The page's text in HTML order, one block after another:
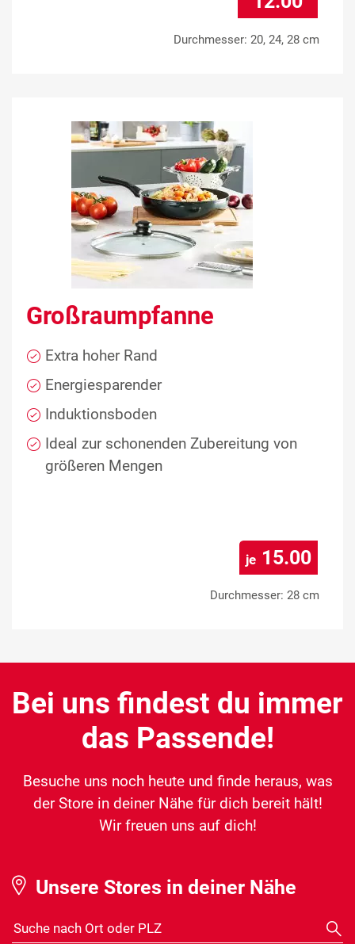
Durchmesser: 20, 24, 28 cm
Großraumpfanne
Extra hoher Rand
Energiesparender
Induktionsboden
Ideal zur schonenden Zubereitung von
größeren Mengen
je 15.00
Durchmesser: 28 cm
Bei uns findest du immer
das Passende!
Besuche uns noch heute und finde heraus, was
der Store in deiner Nähe für dich bereit hält!
Wir freuen uns auf dich!
Unsere Stores in deiner Nähe
Suche nach Ort oder PLZ